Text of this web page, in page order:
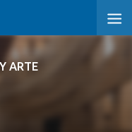
ARTE
Y ARTE